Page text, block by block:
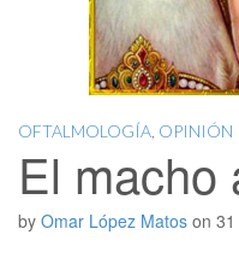
OFTALMOLOGÍA OPINIÓN
El macho
by Omar López Matos on